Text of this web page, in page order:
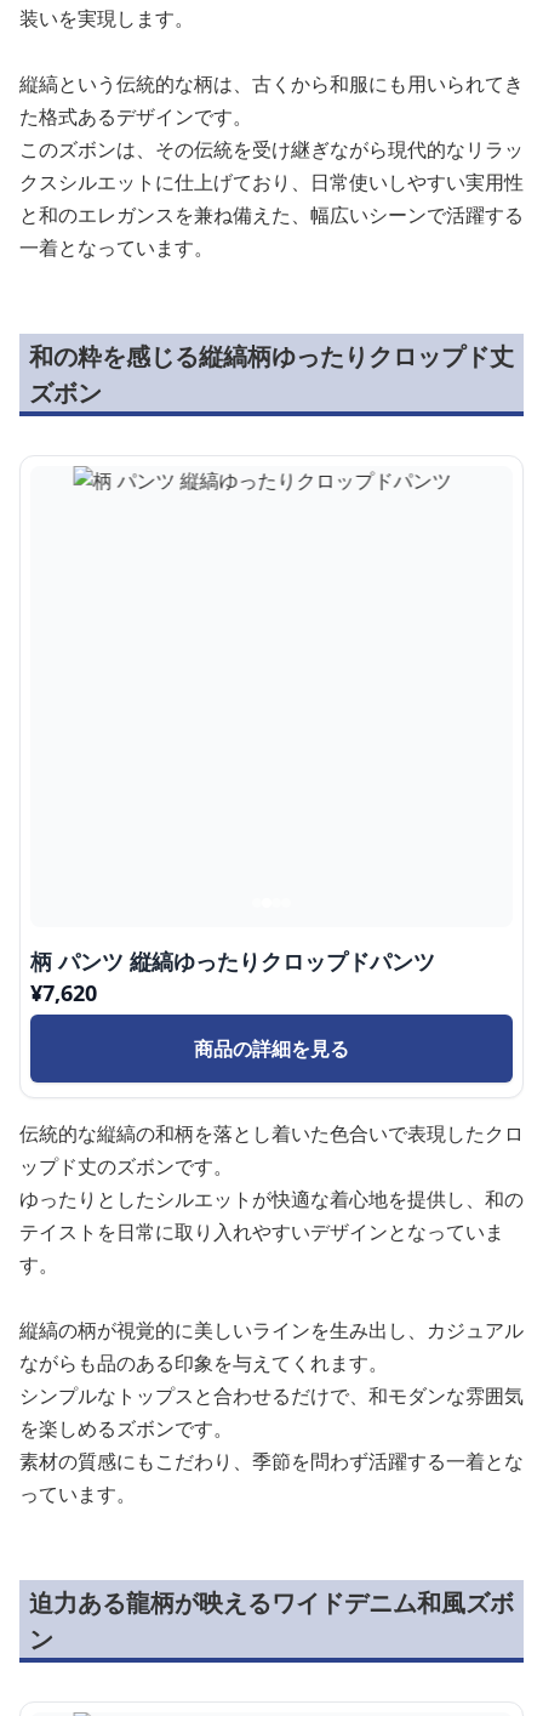
装いを実現します。
縦縞という伝統的な柄は、古くから和服にも用いられてき
た格式あるデザインです。
このズボンは、その伝統を受け継ぎながら現代的なリラッ
クスシルエットに仕上げており、日常使いしやすい実用性
と和のエレガンスを兼ね備えた、幅広いシーンで活躍する
一着となっています。
和の粋を感じる縦縞柄ゆったりクロップド丈
ズボン
柄 パンツ 縦縞ゆったりクロップドパンツ
¥7,620
商品の詳細を見る
伝統的な縦縞の和柄を落とし着いた色合いで表現したクロ
ップド丈のズボンです。
ゆったりとしたシルエットが快適な着心地を提供し、和の
テイストを日常に取り入れやすいデザインとなっていま
す。
縦縞の柄が視覚的に美しいラインを生み出し、カジュアル
ながらも品のある印象を与えてくれます。
シンプルなトップスと合わせるだけで、和モダンな雰囲気
を楽しめるズボンです。
素材の質感にもこだわり、季節を問わず活躍する一着とな
っています。
迫力ある龍柄が映えるワイドデニム和風ズボ
ン